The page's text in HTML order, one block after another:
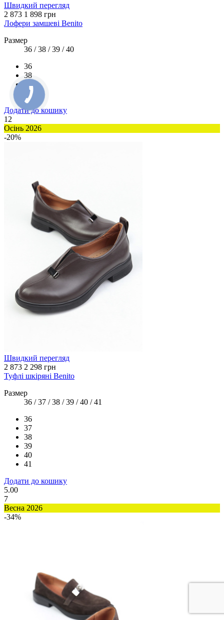
Швидкий перегляд
2 873 1 898 грн
Лофери замшеві Benito
Размер
36 / 38 / 39 / 40
36
38
39
40
Додати до кошику
12
Осінь 2026
-20%
Швидкий перегляд
2 873 2 298 грн
Туфлі шкіряні Benito
Размер
36 / 37 / 38 / 39 / 40 / 41
36
37
38
39
40
41
Додати до кошику
5.00
7
Весна 2026
-34%